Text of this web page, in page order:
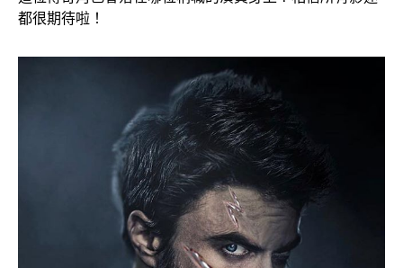
都很期待啦！